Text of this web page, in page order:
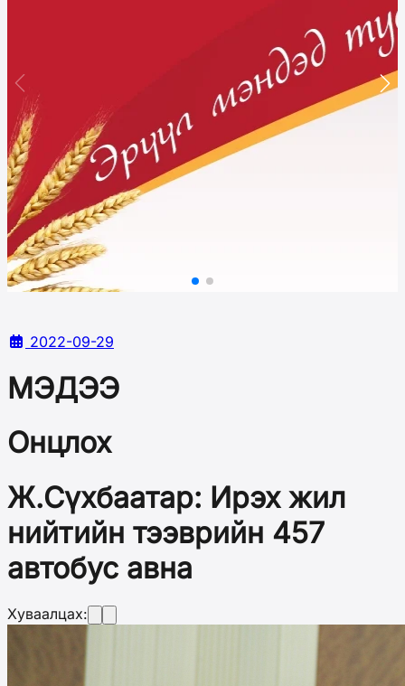
2022-09-29
МЭДЭЭ
Онцлох
Ж.Сүхбаатар: Ирэх жил
нийтийн тээврийн 457
автобус авна
Хуваалцах: